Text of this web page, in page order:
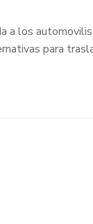
a los
para